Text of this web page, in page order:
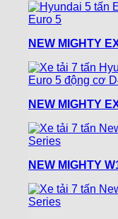
NEW MIGHTY
NEW MIGHTY
NEW MIGHTY